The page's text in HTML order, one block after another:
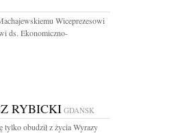
Wiceprezesowi
ds. Ekonomiczno-
RYBICKI GDAŃSK
tylko obudził z życia Wyrazy